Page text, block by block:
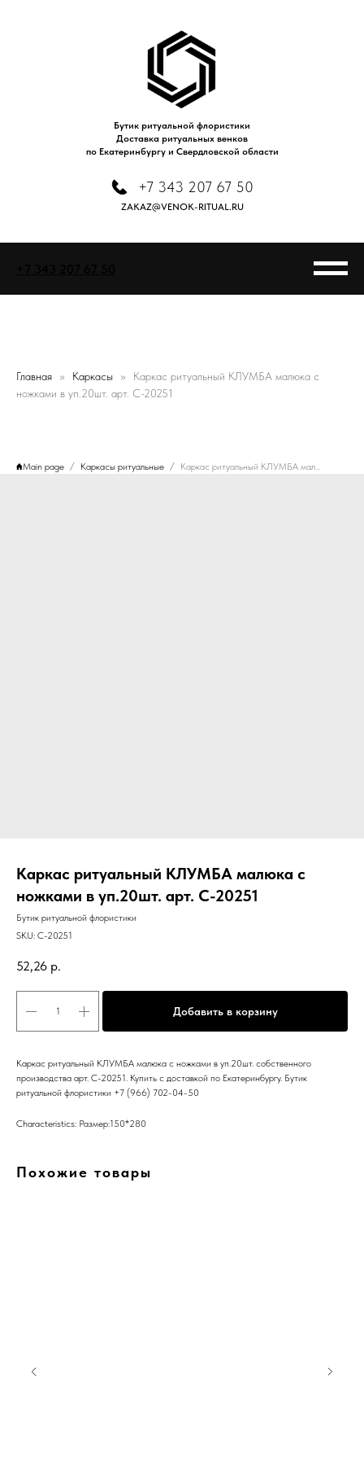
Бутик ритуальной флористики
Доставка ритуальных венков
по Екатеринбургу и Свердловской области
+7 343 207 67 50
ZAKAZ@VENOK-RITUAL.RU
Главная Каркасы
Каркас ритуальный КЛУМБА малюка с
ножками в уп.20шт. арт. C-20251
Main page Каркасы ритуальные Каркас ритуальный КЛУМБА малюка с ножками в уп.20шт. арт. C-20251
Каркас ритуальный КЛУМБА малюка с
ножками в уп.20шт. арт. C-20251
Бутик ритуальной флористики
SKU: C-20251
52,26 р.
Добавить в корзину
Каркас ритуальный КЛУМБА малюка с ножками в уп.20шт. собственного
производства арт. C-20251. Купить с доставкой по Екатеринбургу. Бутик
ритуальной флористики +7 (966) 702-04-50
Characteristics: Размер:150*280
Похожие товары